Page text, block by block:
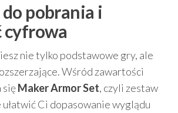
pobrania i
cyfrowa
nie tylko podstawowe gry, ale
Wśród zawartości
sięMaker Armor Set, czyli zestaw
Ci dopasowanie wyglądu